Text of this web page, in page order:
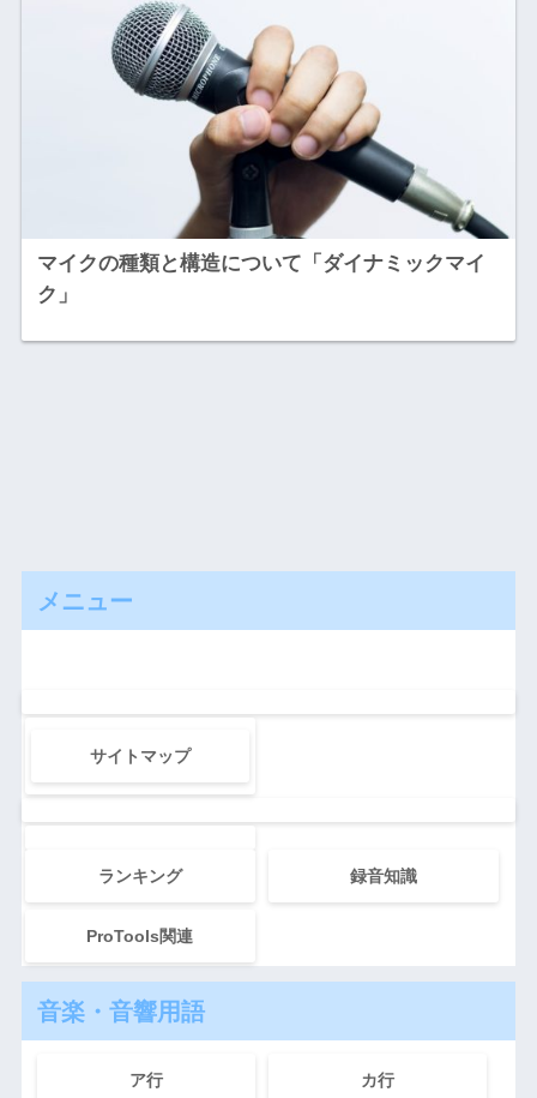
マイクの種類と構造について「ダイナミックマイ
ク」
メニュー
サイトマップ
ランキング 録音知識
ProTools関連
音楽・音響用語
ア行 カ行